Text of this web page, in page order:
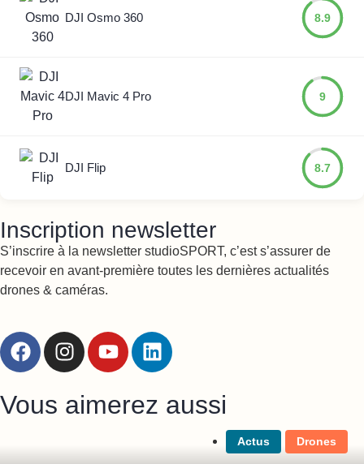
DJI Osmo 360 8.9
DJI Mavic 4 Pro 9
DJI Flip 8.7
Inscription newsletter
S’inscrire à la newsletter studioSPORT, c’est s’assurer de
recevoir en avant-première toutes les dernières actualités
drones & caméras.
Vous aimerez aussi
Actus Drones